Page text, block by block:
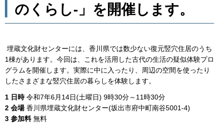
のくらし-」を開催します。
埋蔵文化財センターには、香川県では数少ない復元竪穴住居のうち
1棟があります。今回は、これを活用した古代の生活の疑似体験プロ
グラムを開催します。実際に中に入ったり、周辺の空間を使ったり
したさまざまな竪穴住居の暮らしを体験します。
1 日時令和7年6月14日(土曜日) 9時30分～11時30分
2 会場香川県埋蔵文化財センター(坂出市府中町南谷5001-4)
3 参加料無料